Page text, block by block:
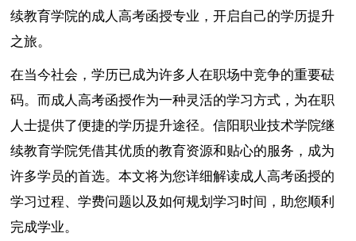
续教育学院的成人高考函授专业，开启自己的学历提升
之旅。
在当今社会，学历已成为许多人在职场中竞争的重要砝
码。而成人高考函授作为一种灵活的学习方式，为在职
人士提供了便捷的学历提升途径。信阳职业技术学院继
续教育学院凭借其优质的教育资源和贴心的服务，成为
许多学员的首选。本文将为您详细解读成人高考函授的
学习过程、学费问题以及如何规划学习时间，助您顺利
完成学业。